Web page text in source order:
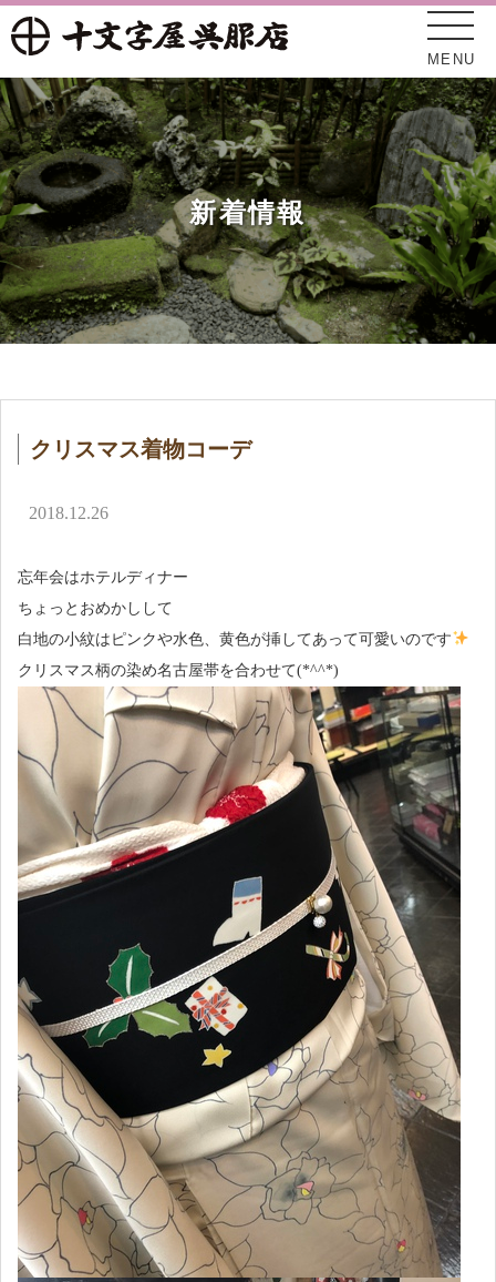
MENU
新着情報
十文字屋について
オンラインショップ
アクセス
新着情報
クリスマス着物コーデ
2018.12.26
忘年会はホテルディナー
ちょっとおめかしして
白地の小紋はピンクや水色、黄色が挿してあって可愛いのです
クリスマス柄の染め名古屋帯を合わせて(*^^*)